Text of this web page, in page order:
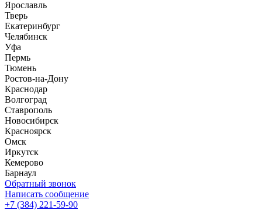
Ярославль
Тверь
Екатеринбург
Челябинск
Уфа
Пермь
Тюмень
Ростов-на-Дону
Краснодар
Волгоград
Ставрополь
Новосибирск
Красноярск
Омск
Иркутск
Кемерово
Барнаул
Обратный звонок
Написать сообщение
+7 (384) 221-59-90